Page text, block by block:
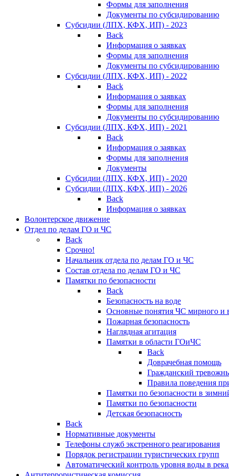
Формы для заполнения
Документы по субсидированию
Субсидии (ЛПХ, КФХ, ИП) - 2023
Back
Информация о заявках
Формы для заполнения
Документы по субсидированию
Субсидии (ЛПХ, КФХ, ИП) - 2022
Back
Информация о заявках
Формы для заполнения
Документы по субсидированию
Субсидии (ЛПХ, КФХ, ИП) - 2021
Back
Информация о заявках
Формы для заполнения
Документы
Субсидии (ЛПХ, КФХ, ИП) - 2020
Субсидии (ЛПХ, КФХ, ИП) - 2026
Back
Информация о заявках
Волонтерское движение
Отдел по делам ГО и ЧС
Back
Срочно!
Начальник отдела по делам ГО и ЧС
Состав отдела по делам ГО и ЧС
Памятки по безопасности
Back
Безопасность на воде
Основные понятия ЧС мирного и
Пожарная безопасность
Наглядная агитация
Памятки в области ГОиЧС
Back
Доврачебная помощь
Гражданский
Правила поведения
Памятки по безопасности в
Памятки по безопасности
Детская безопасность
Back
Нормативные документы
Телефоны служб экстренного реагирования
Порядок регистрации туристических групп
Автоматический контроль уровня воды в